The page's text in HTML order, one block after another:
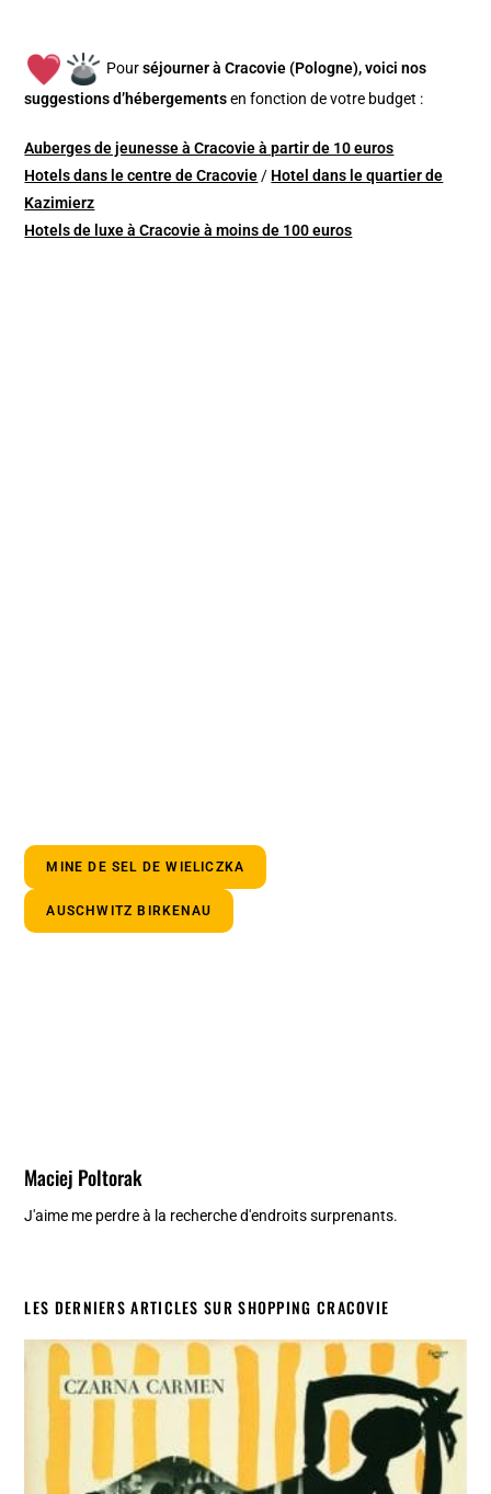
Pourséjourner à Cracovie (Pologne), voici nos
suggestions d’hébergements en fonction de votre budget :
Auberges de jeunesse à Cracovie à partir de 10 euros
Hotels dans le centre de Cracovie / Hotel dans le quartier de
Kazimierz
Hotels de luxe à Cracovie à moins de 100 euros
MINE DE SEL DE WIELICZKA
AUSCHWITZ BIRKENAU
Maciej Poltorak
J'aime me perdre à la recherche d'endroits surprenants.
LES DERNIERS ARTICLES SUR SHOPPING CRACOVIE